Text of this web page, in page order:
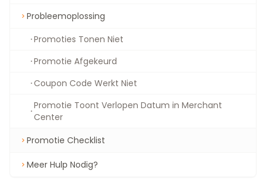
Probleemoplossing
Promoties Tonen Niet
Promotie Afgekeurd
Coupon Code Werkt Niet
Promotie Toont Verlopen Datum in Merchant
Center
Promotie Checklist
Meer Hulp Nodig?